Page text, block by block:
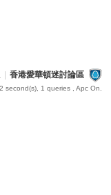
香港愛華頓迷討論區
second(s), 1 queries , Apc On.